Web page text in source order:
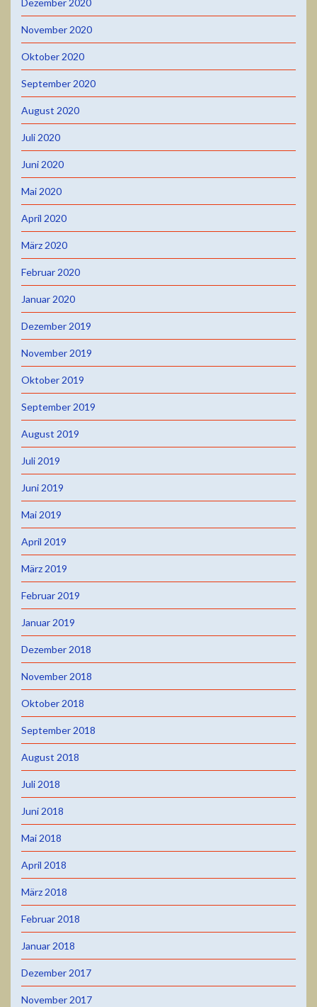
Dezember 2020
November 2020
Oktober 2020
September 2020
August 2020
Juli 2020
Juni 2020
Mai 2020
April 2020
März 2020
Februar 2020
Januar 2020
Dezember 2019
November 2019
Oktober 2019
September 2019
August 2019
Juli 2019
Juni 2019
Mai 2019
April 2019
März 2019
Februar 2019
Januar 2019
Dezember 2018
November 2018
Oktober 2018
September 2018
August 2018
Juli 2018
Juni 2018
Mai 2018
April 2018
März 2018
Februar 2018
Januar 2018
Dezember 2017
November 2017